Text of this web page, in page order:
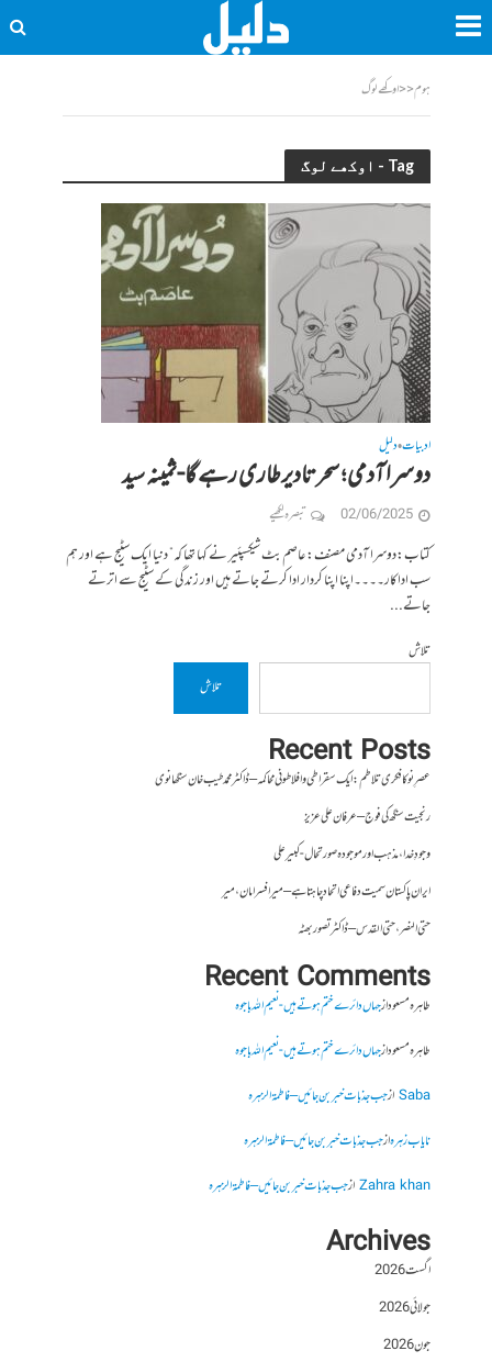
ہوم<<اوکھے لوگ
Tag - اوکھے لوگ
ادبیات•دلیل
دوسرا آدمی؛ سحر تادیرطاری رہے گا-ثمینہ سید
02/06/2025 تبصرہ لکھیے
کتاب:دوسرا آدمی مصنف:عاصم بٹ شیکسپئیر نے کہا تھا کہ” دنیا ایک سٹیج ہے اور ہم
سب اداکار۔۔۔۔اپنا اپنا کردار ادا کرتے جاتے ہیں اور زندگی کے سٹیج سے اترتے
جاتے...
تلاش
تلاش
Recent Posts
عصرِ نو کا فکری تلاطم: ایک سقراطی و افلاطونی محاکمہ – ڈاکٹر محمد طیب خان سنگھانوی
رنجیت سنگھ کی فوج – عرفان علی عزیز
وجودِ خدا، مذہب اور موجودہ صورتحال- کبیر علی
ایران پاکستان سمیت دفاعی اتحاد چاہتا ہے – میر افسر امان،میر
حتی النصر ، حتی القدس – ڈاکٹر تصور بھٹہ
Recent Comments
طاہرہ مسعودازجہاں دائرے ختم ہوتے ہیں- نعیم اللہ باجوہ
طاہرہ مسعودازجہاں دائرے ختم ہوتے ہیں- نعیم اللہ باجوہ
Sabaازجب جذبات خبر بن جائیں – فاطمۃالزہرہ
نایاب زہرہازجب جذبات خبر بن جائیں – فاطمۃالزہرہ
Zahra khanازجب جذبات خبر بن جائیں – فاطمۃالزہرہ
Archives
اگست 2026
جولائی 2026
جون 2026